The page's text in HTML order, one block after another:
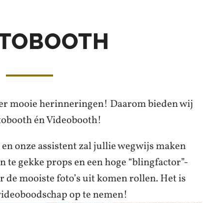
mooie herinneringen! Daarom bieden wij
én Videobooth!
onze assistent zal jullie wegwijs maken
te gekke props en een hoge “blingfactor”-
mooiste foto’s uit komen rollen. Het is
op te nemen!